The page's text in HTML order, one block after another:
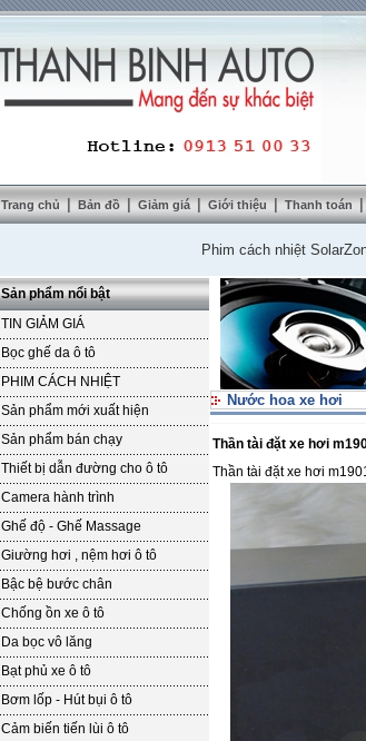
Trang chủ | Bản đồ | Giảm giá | Giới thiệu | Thanh toán |
Phim cách nhiệt SolarZone giảm
Sản phẩm nổi bật
TIN GIẢM GIÁ
Bọc ghế da ô tô
PHIM CÁCH NHIỆT
Sản phẩm mới xuất hiện
Sản phẩm bán chạy
Thiết bị dẫn đường cho ô tô
Camera hành trình
Ghế độ - Ghế Massage
Giường hơi , nệm hơi ô tô
Bậc bệ bước chân
Chống ồn xe ô tô
Da bọc vô lăng
Bạt phủ xe ô tô
Bơm lốp - Hút bụi ô tô
Cảm biến tiến lùi ô tô
Nước hoa xe hơi
Thần tài đặt xe hơi
Thần tài đặt xe hơi